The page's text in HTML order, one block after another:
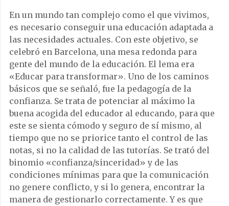
En un mundo tan complejo como el que vivimos,
es necesario conseguir una educación adaptada a
las necesidades actuales. Con este objetivo, se
celebró en Barcelona, una mesa redonda para
gente del mundo de la educación. El lema era
«Educar para transformar». Uno de los caminos
básicos que se señaló, fue la pedagogía de la
confianza. Se trata de potenciar al máximo la
buena acogida del educador al educando, para que
este se sienta cómodo y seguro de sí mismo, al
tiempo que no se priorice tanto el control de las
notas, si no la calidad de las tutorías. Se trató del
binomio «confianza/sinceridad» y de las
condiciones mínimas para que la comunicación
no genere conflicto, y si lo genera, encontrar la
manera de gestionarlo correctamente. Y es que